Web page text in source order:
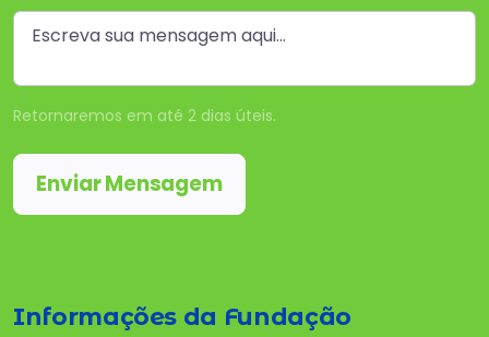
Retornaremos em até 2 dias úteis.
Enviar Mensagem
Informações da Fundação